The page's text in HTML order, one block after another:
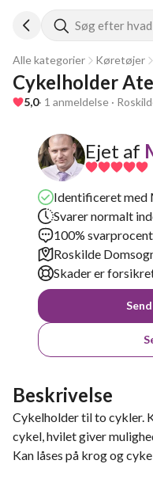
Søg efter
Alle kategorier Køretøjer
Cykelholder
5,0· 1 anmeldelse ·
Ejet af
Identificeret
Svarer normalt
100% svarprocent
Roskilde
Skader er
Beskrivelse
Cykelholder til to cykler.
cykel, hvilet giver
Kan låses på krog og